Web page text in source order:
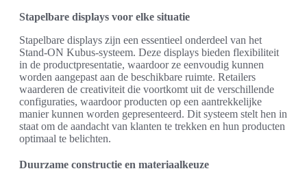
Stapelbare displays voor elke situatie
Stapelbare displays zijn een essentieel onderdeel van het
Stand-ON Kubus-systeem. Deze displays bieden flexibiliteit
in de productpresentatie, waardoor ze eenvoudig kunnen
worden aangepast aan de beschikbare ruimte. Retailers
waarderen de creativiteit die voortkomt uit de verschillende
configuraties, waardoor producten op een aantrekkelijke
manier kunnen worden gepresenteerd. Dit systeem stelt hen in
staat om de aandacht van klanten te trekken en hun producten
optimaal te belichten.
Duurzame constructie en materiaalkeuze